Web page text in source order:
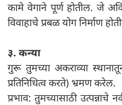
कामे वेगाने पूर्ण होतील. जे
विवाहाचे प्रबळ योग निर्माण
३. कन्या
गुरू तुमच्या अकराव्या
प्रतिनिधित्व करते) भ्रमण करेल.
प्रभाव: तुमच्यासाठी